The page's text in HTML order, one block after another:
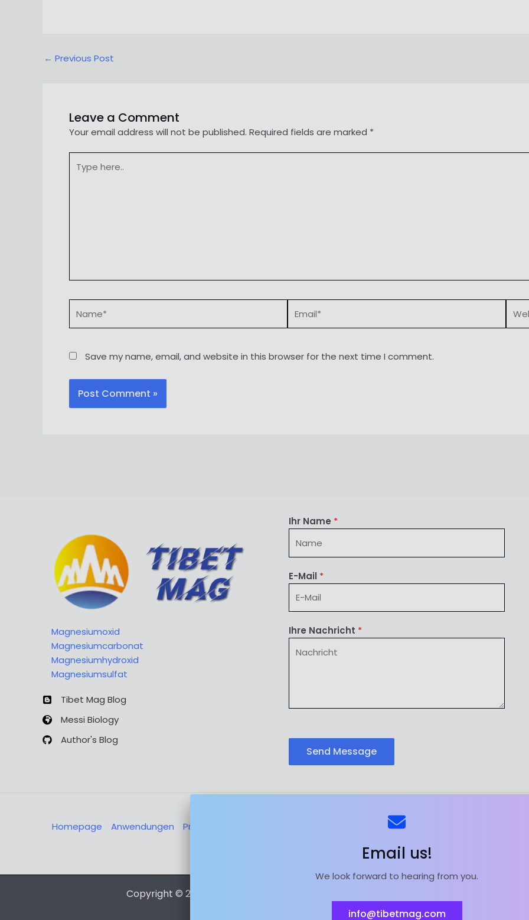
Email us!
We look forward to hearing from you.
info@tibetmag.com
Post
← Previous Post
Leave a Comment
Your email address will not be published. Required fields are marked *
here..
Save my name, email, and website in this browser for the next time I comment.
Magnesiumoxid
Magnesiumcarbonat
Magnesiumhydroxid
Magnesiumsulfat
Tibet Mag Blog
Messi Biology
Author's Blog
Ihr Name *
E-Mail *
Ihre Nachricht *
Send Message
Homepage Anwendungen Produkte
Copyright © 2026 Magnesia-Lieferant | Magnesiumoxid-Fabrik | Powered by